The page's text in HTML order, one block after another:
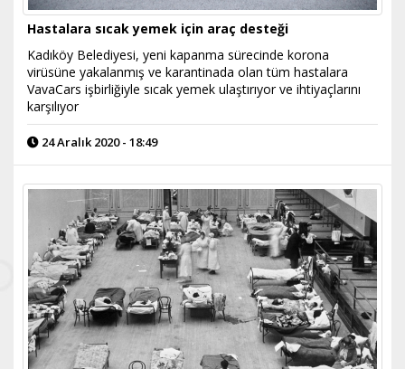
Hastalara sıcak yemek için araç desteği
Kadıköy Belediyesi, yeni kapanma sürecinde korona
virüsüne yakalanmış ve karantinada olan tüm hastalara
VavaCars işbirliğiyle sıcak yemek ulaştırıyor ve ihtiyaçlarını
karşılıyor
24 Aralık 2020 - 18:49